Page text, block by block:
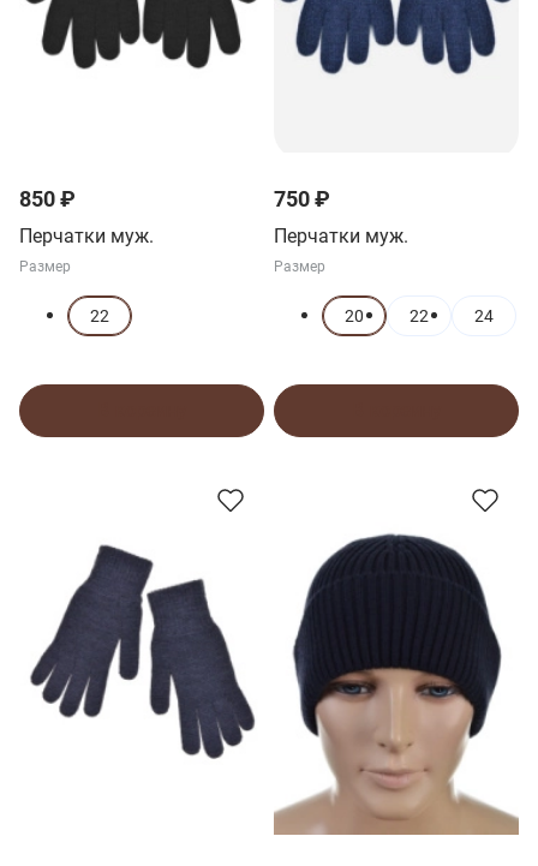
850 ₽
Перчатки муж.
Размер
22
750 ₽
Перчатки муж.
Размер
20 22 24